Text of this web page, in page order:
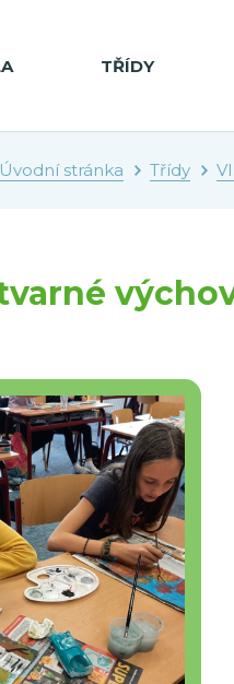
TŘÍDY
Úvodní stránka Třídy